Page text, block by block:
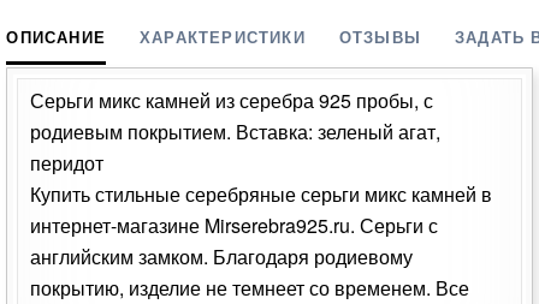
ОПИСАНИЕ ХАРАКТЕРИСТИКИ ОТЗЫВЫ ЗАДАТЬ
Серьги микс камней из серебра 925 пробы, с
родиевым покрытием. Вставка: зеленый агат,
перидот
Купить стильные серебряные серьги микс камней в
интернет-магазине Mirserebra925.ru. Серьги с
английским замком. Благодаря родиевому
покрытию, изделие не темнеет со временем. Все